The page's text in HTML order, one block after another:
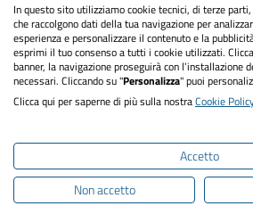
Informativa privacy
Dichiarazione di accessibilità
Note legali
In questo sito utilizziamo cookie tecnici, di terze
che raccolgono dati della tua navigazione per
esperienza e personalizzare il contenuto e la
esprimi il tuo consenso a tutti i cookie utilizzati.
banner, la navigazione proseguirà con l’installazione
necessari. Cliccando su "Personalizza" puoi
Clicca qui per saperne di più sulla nostraCookie
Accetto
Non accetto